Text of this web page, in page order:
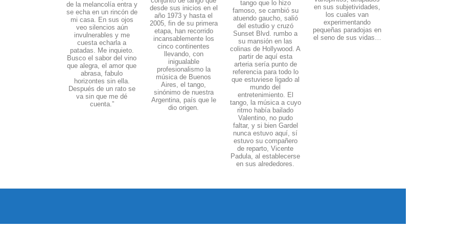
de la melancolía entra y
se echa en un rincón de
mi casa. En sus ojos
veo silencios aún
invulnerables y me
cuesta echarla a
patadas. Me inquieto.
Busco el sabor del vino
que alegra, el amor que
abrasa, fabulo
horizontes sin ella.
Después de un rato se
va sin que me dé
cuenta.”
desde sus inicios en el
año 1973 y hasta el
2005, fin de su primera
etapa, han recorrido
incansablemente los
cinco continentes
llevando, con
inigualable
profesionalismo la
música de Buenos
Aires, el tango,
sinónimo de nuestra
Argentina, país que le
dio origen.
tango que lo hizo
famoso, se cambió su
atuendo gaucho, salió
del estudio y cruzó
Sunset Blvd. rumbo a
su mansión en las
colinas de Hollywood. A
partir de aquí esta
arteria sería punto de
referencia para todo lo
que estuviese ligado al
mundo del
entretenimiento. El
tango, la música a cuyo
ritmo había bailado
Valentino, no pudo
faltar, y si bien Gardel
nunca estuvo aquí, sí
estuvo su compañero
de reparto, Vicente
Padula, al establecerse
en sus alrededores.
en sus subjetividades,
los cuales van
experimentando
pequeñas paradojas en
el seno de sus vidas…